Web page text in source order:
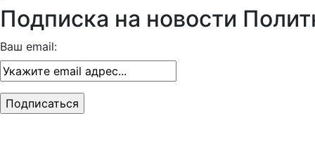
Подписка на новости
Ваш email: